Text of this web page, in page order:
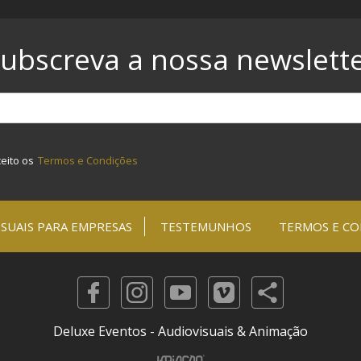
a nossa
os Termos e Condições
PARA EMPRESAS TESTEMUNHOS TERMOS E
Deluxe Eventos - Audiovisuais & Animação